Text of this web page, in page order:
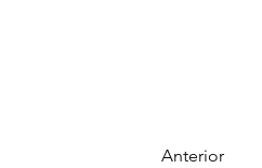
Anterior